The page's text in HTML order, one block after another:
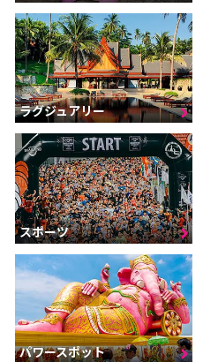
ラグジュアリー
スポーツ
パワースポット